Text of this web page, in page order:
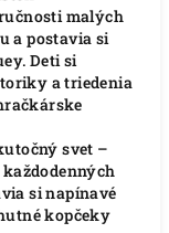
malých
a postavia si
Deti si
a triedenia
svet –
si napínavé
kopčeky